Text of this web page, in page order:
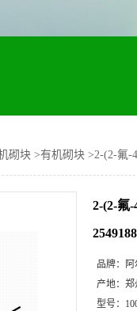
砌块 >有机砌块 >2-(2-氟-
2-(2-氟
品牌：
产地： 郑
型号：